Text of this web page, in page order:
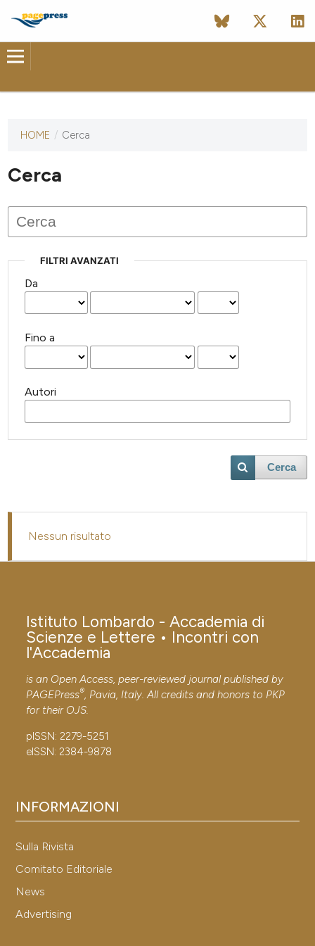
Questa
ha ancora
pubblicato
numero.
HOME / Cerca
Cerca
FILTRI AVANZATI
Da
Fino a
Autori
Cerca
Nessun risultato
Istituto Lombardo - Accademia di
Scienze e Lettere • Incontri con
l'Accademia
is an Open Access, peer-reviewed journal published by
PAGEPress®, Pavia, Italy. All credits and honors to PKP
for their OJS.
pISSN: 2279-5251
eISSN: 2384-9878
INFORMAZIONI
Sulla Rivista
Comitato Editoriale
News
Advertising